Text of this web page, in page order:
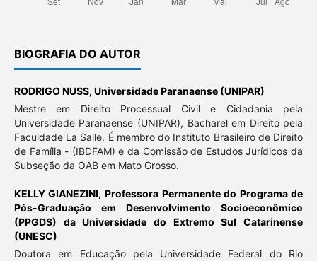
BIOGRAFIA DO AUTOR
RODRIGO NUSS, Universidade Paranaense (UNIPAR)
Mestre em Direito Processual Civil e Cidadania pela
Universidade Paranaense (UNIPAR), Bacharel em Direito pela
Faculdade La Salle. É membro do Instituto Brasileiro de Direito
de Família - (IBDFAM) e da Comissão de Estudos Jurídicos da
Subseção da OAB em Mato Grosso.
KELLY GIANEZINI, Professora Permanente do Programa de
Pós-Graduação em Desenvolvimento Socioeconômico
(PPGDS) da Universidade do Extremo Sul Catarinense
(UNESC)
Doutora em Educação pela Universidade Federal do Rio